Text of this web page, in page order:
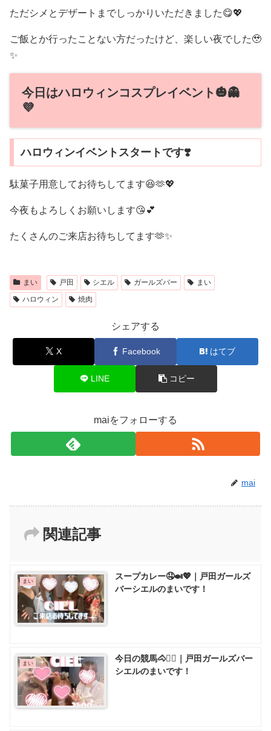
ただシメとデザートまでしっかりいただきました😋💖
ご飯とか行ったことない方だったけど、楽しい夜でした🥹
✨
今日はハロウィンコスプレイベント🎃👻
💜
ハロウィンイベントスタートです❣️
駄菓子用意してお待ちしてます😆🫶💖
今夜もよろしくお願いします😘💕
たくさんのご来店お待ちしてます🫶✨
まい 戸田 シエル ガールズバー
まい
ハロウィン
焼肉
シェアする
X Facebook はてブ
LINE コピー
maiをフォローする
mai
関連記事
まい
スープカレー🤤🍛💖｜戸田ガールズ
バーシエルのまいです！
まい
今日の競馬🐴❤️‍🔥｜戸田ガールズバー
シエルのまいです！